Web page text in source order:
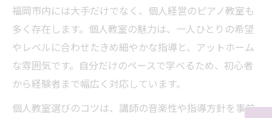
福岡市内には大手だけでなく、個人経営のピアノ教室も
多く存在します。個人教室の魅力は、一人ひとりの希望
やレベルに合わせたきめ細やかな指導と、アットホーム
な雰囲気です。自分だけのペースで学べるため、初心者
から経験者まで幅広く対応しています。
個人教室選びのコツは、講師の音楽性や指導方針を事前